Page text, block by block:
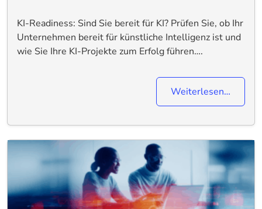
KI-Readiness: Sind Sie bereit für KI? Prüfen Sie, ob Ihr
Unternehmen bereit für künstliche Intelligenz ist und
wie Sie Ihre KI-Projekte zum Erfolg führen….
Weiterlesen…